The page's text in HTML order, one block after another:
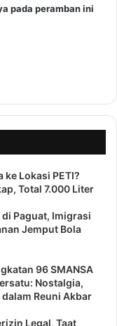
pada peramban ini
Lokasi PETI?
Total 7.000 Liter
Paguat, Imigrasi
Jemput Bola
96 SMANSA
Nostalgia,
Reuni Akbar
Legal, Taat